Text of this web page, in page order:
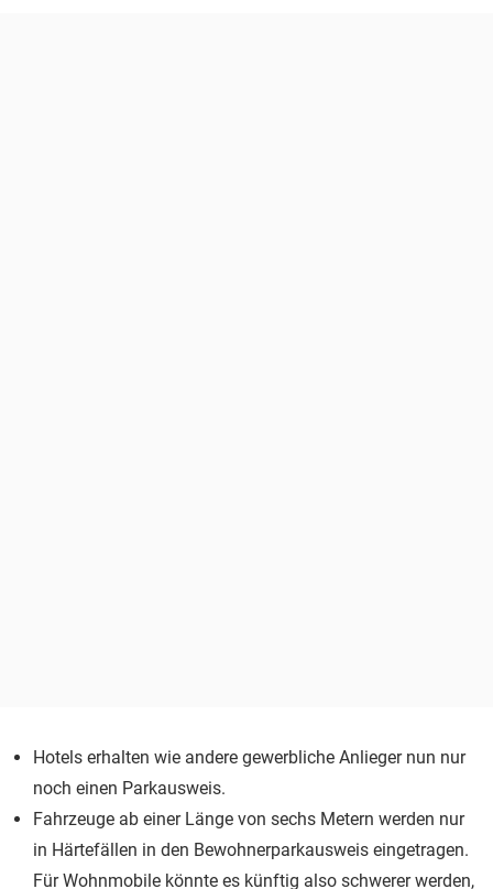
Hotels erhalten wie andere gewerbliche Anlieger nun nur
noch einen Parkausweis.
Fahrzeuge ab einer Länge von sechs Metern werden nur
in Härtefällen in den Bewohnerparkausweis eingetragen.
Für Wohnmobile könnte es künftig also schwerer werden,